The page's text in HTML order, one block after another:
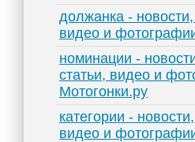
должанка -
видео и
номинации -
статьи, видео и
Мотогонки.ру
категории -
видео и